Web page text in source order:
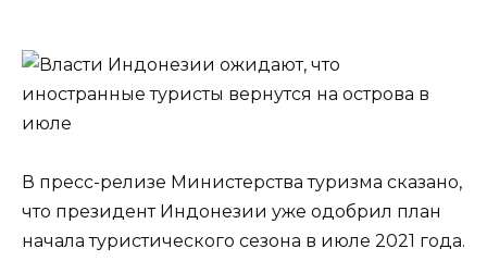
В пресс-релизе Министерства туризма сказано,
что президент Индонезии уже одобрил план
начала туристического сезона в июле 2021 года.